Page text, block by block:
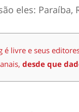
eles: Paraíba,
é livre e seus
desde que